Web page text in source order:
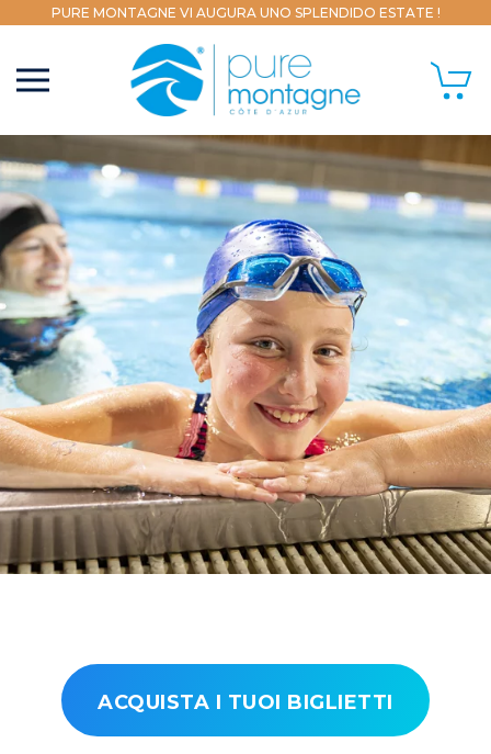
PURE MONTAGNE VI AUGURA UNO SPLENDIDO ESTATE !
ACQUISTA I TUOI BIGLIETTI